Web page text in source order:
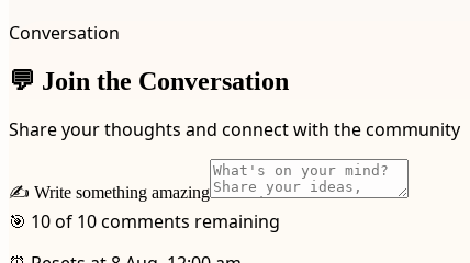
Conversation
💬 Join the Conversation
Share your thoughts and connect with the community
✍️ Write something amazing
🎯 10 of 10 comments remaining